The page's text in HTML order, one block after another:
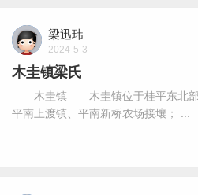
梁迅玮
2024-5-3
木圭镇梁氏
木圭镇 木圭镇位于桂平东北部
平南上渡镇、平南新桥农场接壤； ...